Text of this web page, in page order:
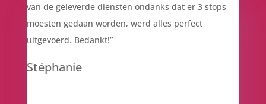
van de geleverde diensten ondanks dat er 3 stops
moesten gedaan worden, werd alles perfect
uitgevoerd. Bedankt!”
Stéphanie